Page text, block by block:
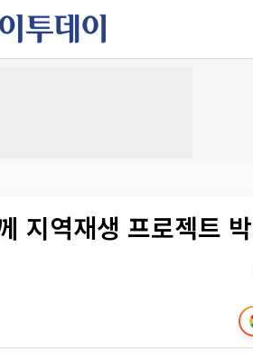
지역재생 프로젝트